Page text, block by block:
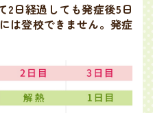
2日経過しても発症後5日
は登校できません。発症